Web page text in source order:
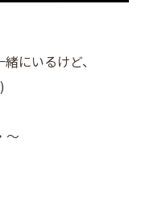
にいるけど、
〜